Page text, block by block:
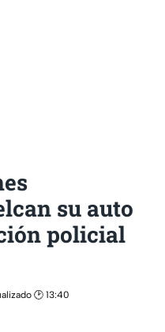
su auto
policial
🕑 13:40